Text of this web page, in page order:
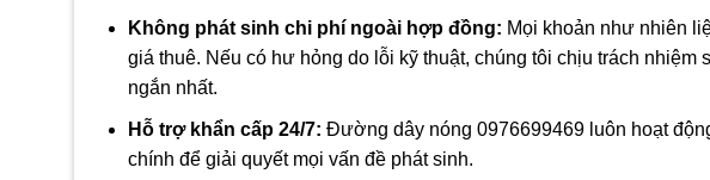
Không phát sinh chi phí ngoài hợp đồng: Mọi khoản như nhiên
giá thuê. Nếu có hư hỏng do lỗi kỹ thuật, chúng tôi chịu trách
ngắn nhất.
Hỗ trợ khẩn cấp 24/7: Đường dây nóng 0976699469 luôn hoạt
chính để giải quyết mọi vấn đề phát sinh.